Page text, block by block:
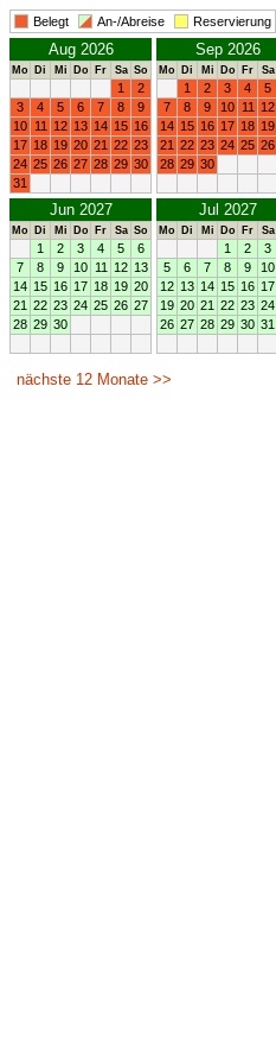
Belegt An-/Abreise Reservierung
Aug 2026
Mo Di Mi Do Fr Sa So
1
2
3
4 5 6 7 8
9
10 11 12 13 14 15 16
17 18 19 20 21 22 23
24 25 26 27 28 29 30
31
Sep 2026
Mo Di Mi Do Fr Sa
1 2 3 4 5
7
8 9 10 11 12
14 15 16 17 18 19
21 22 23 24 25 26
28 29 30
Jun 2027
Mo Di Mi Do Fr Sa So
1 2 3 4 5
6
7
8 9 10 11 12 13
14 15 16 17 18 19 20
21 22 23 24 25 26 27
28 29 30
Jul 2027
Mo Di Mi Do Fr Sa
1 2 3
5
6 7 8 9 10
12 13 14 15 16 17
19 20 21 22 23 24
26 27 28 29 30 31
nächste 12 Monate >>